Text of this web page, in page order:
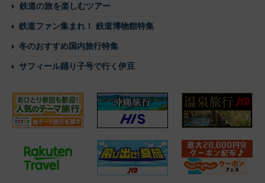
鉄道の旅を楽しむツアー
鉄道ファン集まれ！ 鉄道博物館特集
冬のおすすめ国内旅行特集
サフィール踊り子号で行く伊豆